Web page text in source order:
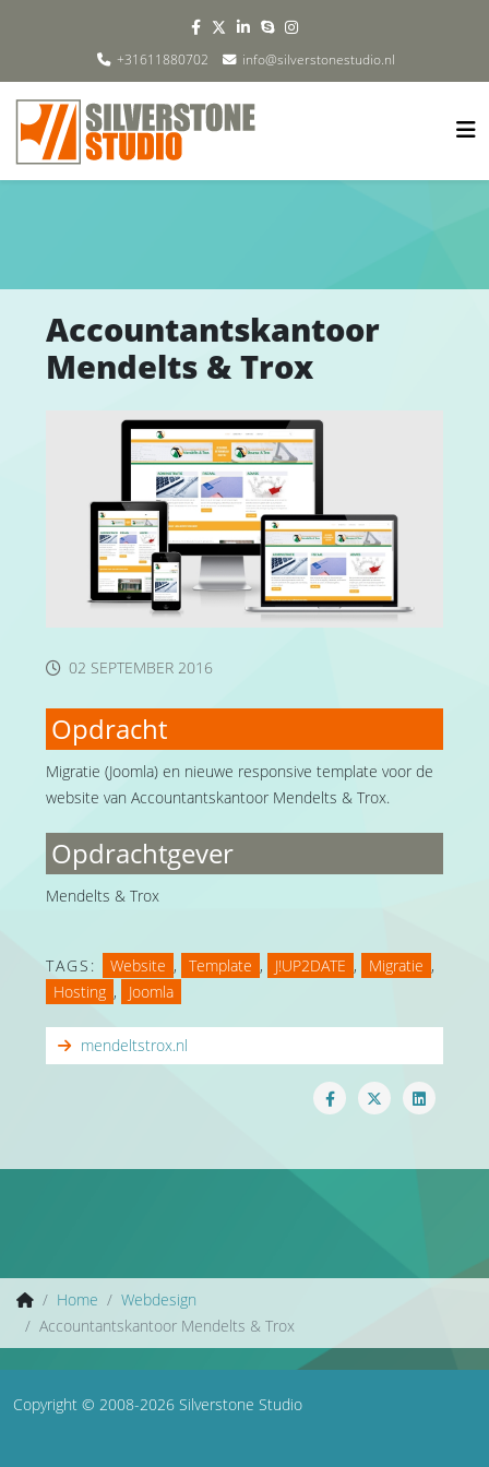
+31611880702 info@silverstonestudio.nl
Accountantskantoor
Mendelts & Trox
02 SEPTEMBER 2016
Opdracht
Migratie (Joomla) en nieuwe responsive template voor de
website van Accountantskantoor Mendelts & Trox.
Opdrachtgever
Mendelts & Trox
TAGS: Website , Template , J!UP2DATE , Migratie ,
Hosting , Joomla
mendeltstrox.nl
Home
Webdesign
Accountantskantoor Mendelts & Trox
Copyright © 2008-2026 Silverstone Studio